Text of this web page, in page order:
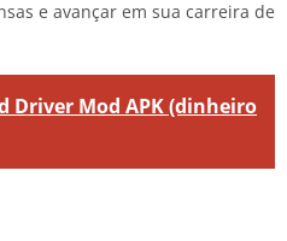
e avançar em sua carreira de
Driver Mod APK (dinheiro